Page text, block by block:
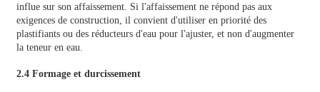
influe sur son affaissement. Si l'affaissement ne répond pas aux
exigences de construction, il convient d'utiliser en priorité des
plastifiants ou des réducteurs d'eau pour l'ajuster, et non d'augmenter
la teneur en eau.
2.4 Formage et durcissement